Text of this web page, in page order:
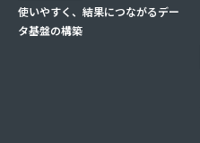
使いやすく、結果につながるデー
タ基盤の構築